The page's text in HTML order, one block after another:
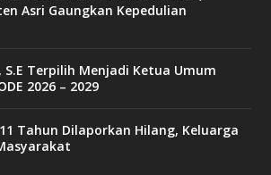
Asri Gaungkan Kepedulian
S.E Terpilih Menjadi Ketua Umum
2026 – 2029
Tahun Dilaporkan Hilang, Keluarga